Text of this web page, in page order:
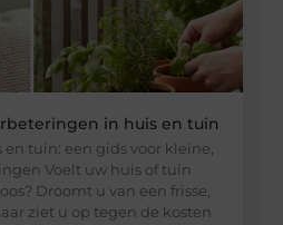
in huis en tuin
en tuin: een gids voor kleine,
Voelt uw huis of tuin
Droomt u van een frisse,
ziet u op tegen de kosten